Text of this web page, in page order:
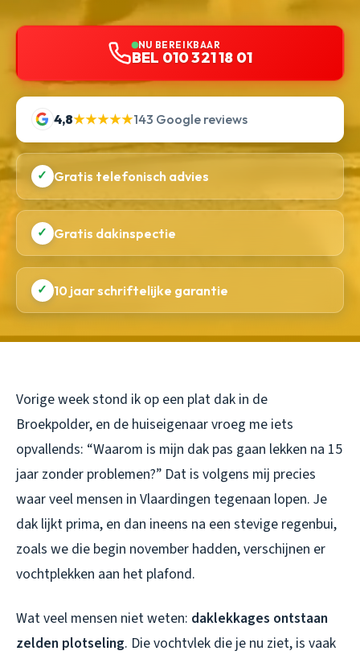
NU BEREIKBAAR
BEL 010 321 18 01
4,8★★★★★143 Google reviews
✓ Gratis telefonisch advies
✓ Gratis dakinspectie
✓ 10 jaar schriftelijke garantie
Vorige week stond ik op een plat dak in de
Broekpolder, en de huiseigenaar vroeg me iets
opvallends: “Waarom is mijn dak pas gaan lekken na 15
jaar zonder problemen?” Dat is volgens mij precies
waar veel mensen in Vlaardingen tegenaan lopen. Je
dak lijkt prima, en dan ineens na een stevige regenbui,
zoals we die begin november hadden, verschijnen er
vochtplekken aan het plafond.
Wat veel mensen niet weten: daklekkages ontstaan
zelden plotseling. Die vochtvlek die je nu ziet, is vaak